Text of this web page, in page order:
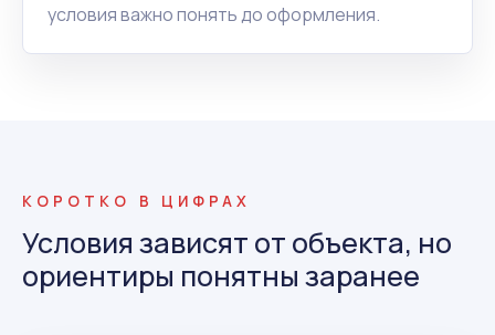
условия важно понять до оформления.
КОРОТКО В ЦИФРАХ
Условия зависят от объекта, но
ориентиры понятны заранее